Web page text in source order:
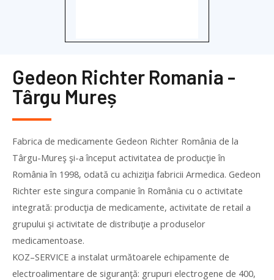
Gedeon Richter Romania -
Târgu Mureș
Fabrica de medicamente Gedeon Richter România de la
Târgu-Mureş şi-a început activitatea de producţie în
România în 1998, odată cu achiziţia fabricii Armedica. Gedeon
Richter este singura companie în România cu o activitate
integrată: producţia de medicamente, activitate de retail a
grupului şi activitate de distribuţie a produselor
medicamentoase.
KOZ–SERVICE a instalat următoarele echipamente de
electroalimentare de siguranţă: grupuri electrogene de 400,